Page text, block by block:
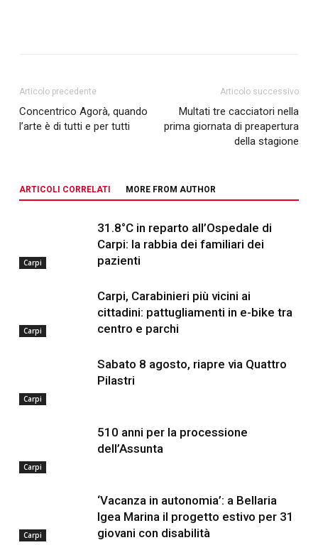
Articolo precedente
Concentrico Agorà, quando
l’arte è di tutti e per tutti
Articolo successivo
Multati tre cacciatori nella
prima giornata di preapertura
della stagione
ARTICOLI CORRELATI MORE FROM AUTHOR
Carpi
31.8°C in reparto all’Ospedale di
Carpi: la rabbia dei familiari dei
pazienti
Carpi
Carpi, Carabinieri più vicini ai
cittadini: pattugliamenti in e-bike tra
centro e parchi
Carpi
Sabato 8 agosto, riapre via Quattro
Pilastri
Carpi
510 anni per la processione
dell’Assunta
Carpi
‘Vacanza in autonomia’: a Bellaria
Igea Marina il progetto estivo per 31
giovani con disabilità